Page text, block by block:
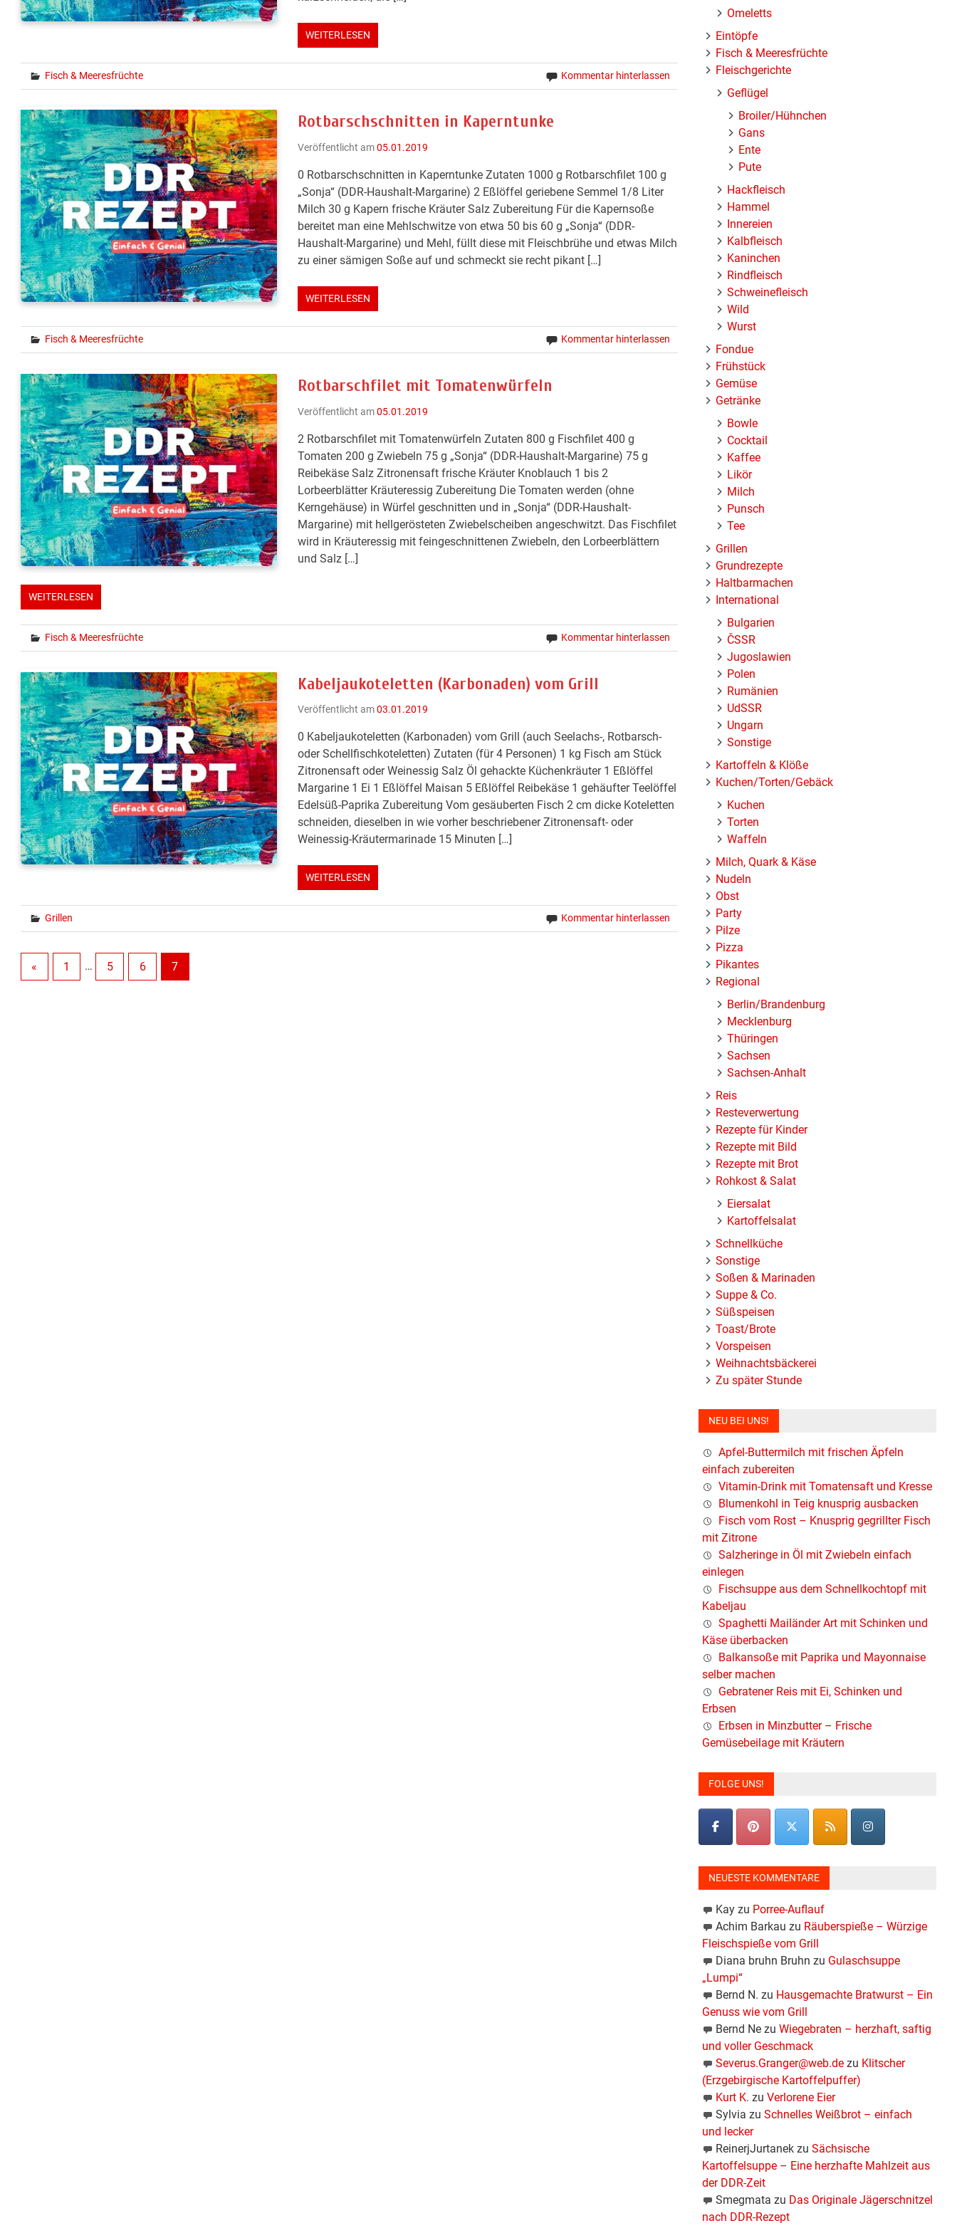
WEITERLESEN
Fisch & Meeresfrüchte Kommentar hinterlassen
Rotbarschschnitten in Kaperntunke
Veröffentlicht am05.01.2019
0 Rotbarschschnitten in Kaperntunke Zutaten 1000 g Rotbarschfilet 100 g
„Sonja“ (DDR-Haushalt-Margarine) 2 Eßlöffel geriebene Semmel 1/8 Liter
Milch 30 g Kapern frische Kräuter Salz Zubereitung Für die Kapernsoße
bereitet man eine Mehlschwitze von etwa 50 bis 60 g „Sonja“ (DDR-
Haushalt-Margarine) und Mehl, füllt diese mit Fleischbrühe und etwas Milch
zu einer sämigen Soße auf und schmeckt sie recht pikant […]
WEITERLESEN
Fisch & Meeresfrüchte Kommentar hinterlassen
Rotbarschfilet mit Tomatenwürfeln
Veröffentlicht am05.01.2019
2 Rotbarschfilet mit Tomatenwürfeln Zutaten 800 g Fischfilet 400 g
Tomaten 200 g Zwiebeln 75 g „Sonja“ (DDR-Haushalt-Margarine) 75 g
Reibekäse Salz Zitronensaft frische Kräuter Knoblauch 1 bis 2
Lorbeerblätter Kräuteressig Zubereitung Die Tomaten werden (ohne
Kerngehäuse) in Würfel geschnitten und in „Sonja“ (DDR-Haushalt-
Margarine) mit hellgerösteten Zwiebelscheiben angeschwitzt. Das Fischfilet
wird in Kräuteressig mit feingeschnittenen Zwiebeln, den Lorbeerblättern
und Salz […]
WEITERLESEN
Fisch & Meeresfrüchte Kommentar hinterlassen
Kabeljaukoteletten (Karbonaden) vom Grill
Veröffentlicht am03.01.2019
0 Kabeljaukoteletten (Karbonaden) vom Grill (auch Seelachs-, Rotbarsch-
oder Schellfischkoteletten) Zutaten (für 4 Personen) 1 kg Fisch am Stück
Zitronensaft oder Weinessig Salz Öl gehackte Küchenkräuter 1 Eßlöffel
Margarine 1 Ei 1 Eßlöffel Maisan 5 Eßlöffel Reibekäse 1 gehäufter Teelöffel
Edelsüß-Paprika Zubereitung Vom gesäuberten Fisch 2 cm dicke Koteletten
schneiden, dieselben in wie vorher beschriebener Zitronensaft- oder
Weinessig-Kräutermarinade 15 Minuten […]
WEITERLESEN
Grillen Kommentar hinterlassen
« 1 … 5 6 7
Omeletts
Eintöpfe
Fisch & Meeresfrüchte
Fleischgerichte
Geflügel
Broiler/Hühnchen
Gans
Ente
Pute
Hackfleisch
Hammel
Innereien
Kalbfleisch
Kaninchen
Rindfleisch
Schweinefleisch
Wild
Wurst
Fondue
Frühstück
Gemüse
Getränke
Bowle
Cocktail
Kaffee
Likör
Milch
Punsch
Tee
Grillen
Grundrezepte
Haltbarmachen
International
Bulgarien
ČSSR
Jugoslawien
Polen
Rumänien
UdSSR
Ungarn
Sonstige
Kartoffeln & Klöße
Kuchen/Torten/Gebäck
Kuchen
Torten
Waffeln
Milch, Quark & Käse
Nudeln
Obst
Party
Pilze
Pizza
Pikantes
Regional
Berlin/Brandenburg
Mecklenburg
Thüringen
Sachsen
Sachsen-Anhalt
Reis
Resteverwertung
Rezepte für Kinder
Rezepte mit Bild
Rezepte mit Brot
Rohkost & Salat
Eiersalat
Kartoffelsalat
Schnellküche
Sonstige
Soßen & Marinaden
Suppe & Co.
Süßspeisen
Toast/Brote
Vorspeisen
Weihnachtsbäckerei
Zu später Stunde
NEU BEI UNS!
Apfel-Buttermilch mit frischen Äpfeln
einfach zubereiten
Vitamin-Drink mit Tomatensaft und Kresse
Blumenkohl in Teig knusprig ausbacken
Fisch vom Rost – Knusprig gegrillter Fisch
mit Zitrone
Salzheringe in Öl mit Zwiebeln einfach
einlegen
Fischsuppe aus dem Schnellkochtopf mit
Kabeljau
Spaghetti Mailänder Art mit Schinken und
Käse überbacken
Balkansoße mit Paprika und Mayonnaise
selber machen
Gebratener Reis mit Ei, Schinken und
Erbsen
Erbsen in Minzbutter – Frische
Gemüsebeilage mit Kräutern
FOLGE UNS!
NEUESTE KOMMENTARE
Kayzu Porree-Auflauf
Achim Barkau zu Räuberspieße – Würzige
Fleischspieße vom Grill
Diana bruhn Bruhn zu Gulaschsuppe
„Lumpi“
Bernd N. zu Hausgemachte Bratwurst – Ein
Genuss wie vom Grill
Bernd Nezu Wiegebraten – herzhaft, saftig
und voller Geschmack
Severus.Granger@web.dezu Klitscher
(Erzgebirgische Kartoffelpuffer)
Kurt K. zu Verlorene Eier
Sylvia zu Schnelles Weißbrot – einfach
und lecker
ReinerjJurtanekzu Sächsische
Kartoffelsuppe – Eine herzhafte Mahlzeit aus
der DDR-Zeit
Smegmata zu Das Originale Jägerschnitzel
nach DDR-Rezept